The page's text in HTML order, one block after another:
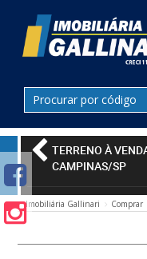
TERRENO À
CAMPINAS/SP
Imobiliária Gallinari Comprar